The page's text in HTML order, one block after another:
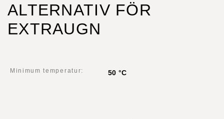
ALTERNATIV FÖR
EXTRAUGN
Minimum temperatur: 50 °C